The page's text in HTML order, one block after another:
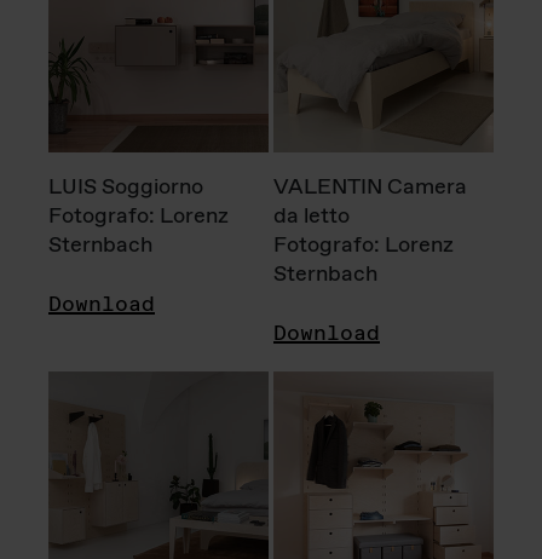
LUIS Soggiorno
Fotografo: Lorenz
Sternbach
Download
VALENTIN Camera
da letto
Fotografo: Lorenz
Sternbach
Download